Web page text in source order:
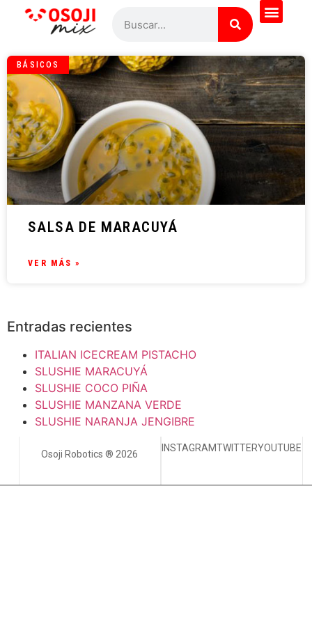
BÁSICOS
SALSA DE MARACUYÁ
VER MÁS »
Entradas recientes
ITALIAN ICECREAM PISTACHO
SLUSHIE MARACUYÁ
SLUSHIE COCO PIÑA
SLUSHIE MANZANA VERDE
SLUSHIE NARANJA JENGIBRE
Osoji Robotics ® 2026
INSTAGRAMTWITTERYOUTUBE